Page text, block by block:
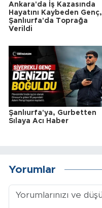
Ankara'da İş Kazasında
Hayatını Kaybeden Genç,
Şanlıurfa'da Toprağa
Verildi
Şanlıurfa'ya, Gurbetten
Sılaya Acı Haber
Yorumlar